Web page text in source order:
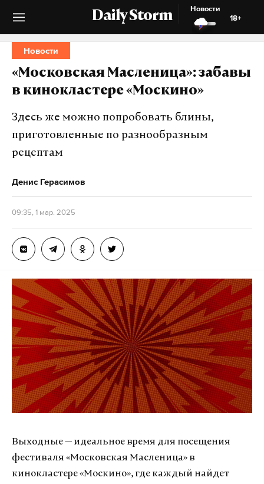
Daily Storm
Новости
18+
Новости
«Московская Масленица»: забавы
в кинокластере «Москино»
Здесь же можно попробовать блины,
приготовленные по разнообразным
рецептам
Денис Герасимов
09:35, 1 мар. 2025
Выходные — идеальное время для посещения
фестиваля «Московская Масленица» в
кинокластере «Москино», где каждый найдет